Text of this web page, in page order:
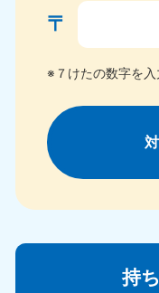
〒
※７けたの数字を入
持